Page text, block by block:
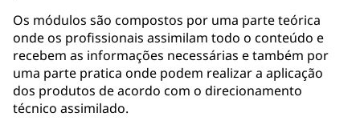
Os módulos são compostos por uma parte teórica
onde os profissionais assimilam todo o conteúdo e
recebem as informações necessárias e também por
uma parte pratica onde podem realizar a aplicação
dos produtos de acordo com o direcionamento
técnico assimilado.